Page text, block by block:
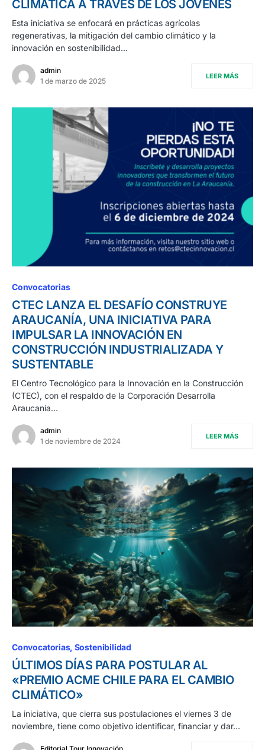
CLIMÁTICA A TRAVÉS DE LOS JÓVENES
Esta iniciativa se enfocará en prácticas agrícolas
regenerativas, la mitigación del cambio climático y la
innovación en sostenibilidad…
admin
1 de marzo de 2025
LEER MÁS
Convocatorias
CTEC LANZA EL DESAFÍO CONSTRUYE
ARAUCANÍA, UNA INICIATIVA PARA
IMPULSAR LA INNOVACIÓN EN
CONSTRUCCIÓN INDUSTRIALIZADA Y
SUSTENTABLE
El Centro Tecnológico para la Innovación en la Construcción
(CTEC), con el respaldo de la Corporación Desarrolla
Araucanía…
admin
1 de noviembre de 2024
LEER MÁS
Convocatorias Sostenibilidad
ÚLTIMOS DÍAS PARA POSTULAR AL
«PREMIO ACME CHILE PARA EL CAMBIO
CLIMÁTICO»
La iniciativa, que cierra sus postulaciones el viernes 3 de
noviembre, tiene como objetivo identificar, financiar y dar…